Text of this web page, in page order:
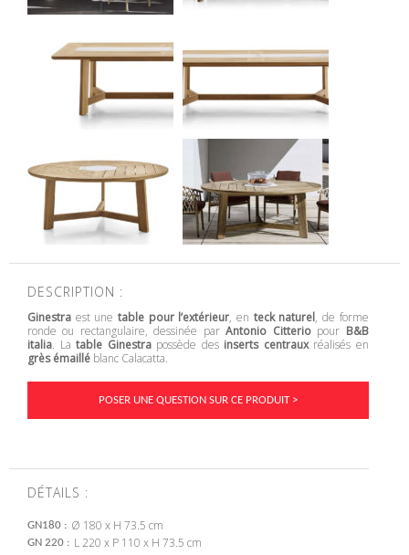
DESCRIPTION :
Ginestra est unetable pour l’extérieur, en teck naturel, de forme
ronde ou rectangulaire, dessinée parAntonio Citteriopour B&B
italia. Latable Ginestrapossède des inserts centrauxréalisés en
grès émaillé blanc Calacatta.
POSER UNE QUESTION SUR CE PRODUIT >
DÉTAILS :
GN180 Ø 180 x H 73.5 cm
GN 220 L 220 x P 110 x H 73.5 cm